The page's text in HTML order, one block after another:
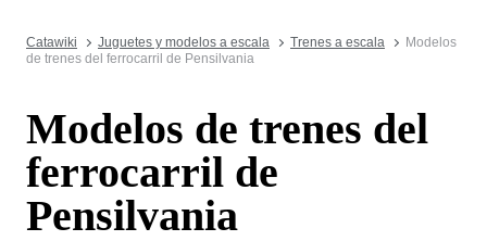
Catawiki Juguetes y modelos a escala Trenes a escala
Modelos
de trenes del ferrocarril de Pensilvania
Modelos de trenes del
ferrocarril de
Pensilvania